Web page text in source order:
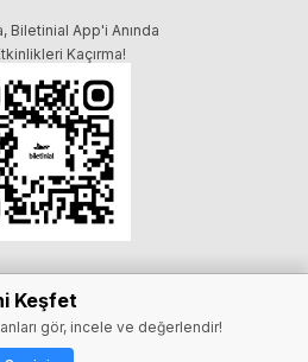
Keşfet
gör, incele ve değerlendir!
Biletinial App'i Anında
Kaçırma!